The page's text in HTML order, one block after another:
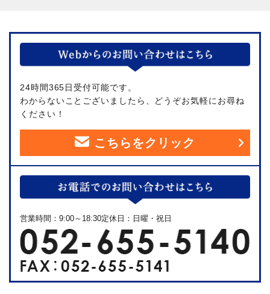
24時間365日受付可能です。
わからないことございましたら、どうぞお気軽にお尋ね
ください！
こちらをクリック
営業時間：9:00～18:30定休日：日曜・祝日